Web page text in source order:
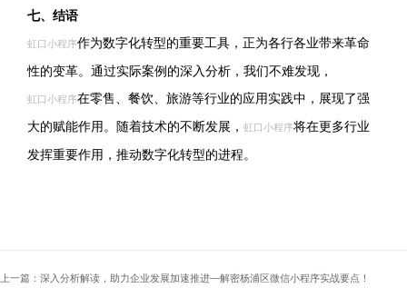
七、结语
虹口小程序作为数字化转型的重要工具，正为各行各业带来革命
性的变革。通过实际案例的深入分析，我们不难发现，
虹口小程序在零售、餐饮、旅游等行业的应用实践中，展现了强
大的赋能作用。随着技术的不断发展， 虹口小程序将在更多行业
发挥重要作用，推动数字化转型的进程。
上一篇：深入分析解读，助力企业发展加速推进—解密杨浦区微信小程序实战要点！